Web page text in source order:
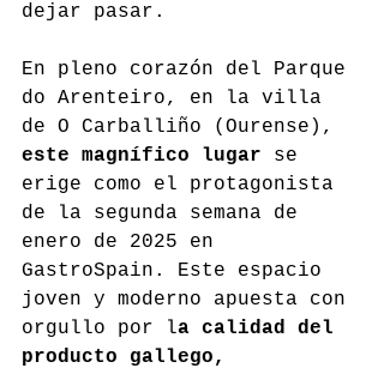
dejar pasar.
En pleno corazón del Parque
do Arenteiro, en la villa
de O Carballiño (Ourense),
este magnífico lugar se
erige como el protagonista
de la segunda semana de
enero de 2025 en
GastroSpain. Este espacio
joven y moderno apuesta con
orgullo por la calidad del
producto gallego,